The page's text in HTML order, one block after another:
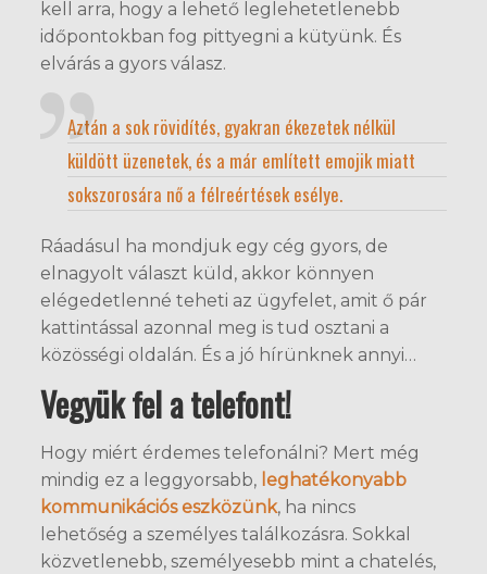
kell arra, hogy a lehető leglehetetlenebb
időpontokban fog pittyegni a kütyünk. És
elvárás a gyors válasz.
Aztán a sok rövidítés, gyakran ékezetek nélkül
küldött üzenetek, és a már említett emojik miatt
sokszorosára nő a félreértések esélye.
Ráadásul ha mondjuk egy cég gyors, de
elnagyolt választ küld, akkor könnyen
elégedetlenné teheti az ügyfelet, amit ő pár
kattintással azonnal meg is tud osztani a
közösségi oldalán. És a jó hírünknek annyi…
Vegyük fel a telefont!
Hogy miért érdemes telefonálni? Mert még
mindig ez a leggyorsabb, leghatékonyabb
kommunikációs eszközünk, ha nincs
lehetőség a személyes találkozásra. Sokkal
közvetlenebb, személyesebb mint a chatelés,